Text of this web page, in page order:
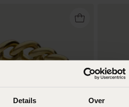
Details Over